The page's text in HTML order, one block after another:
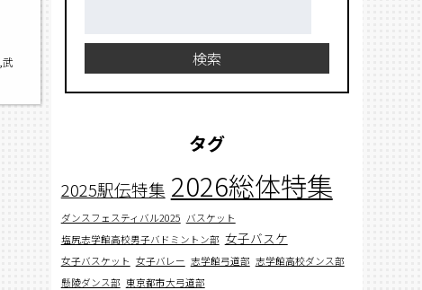
検索
タグ
2025駅伝特集 2026総体特集
ダンスフェスティバル2025 バスケット
塩尻志学館高校男子バドミントン部 女子バスケ
女子バスケット 女子バレー 志学館弓道部 志学館高校ダンス部
懸陵ダンス部 東京都市大弓道部